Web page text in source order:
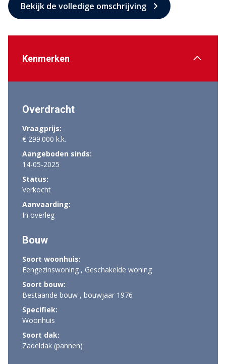
Bekijk de volledige omschrijving
Kenmerken
Overdracht
Vraagprijs:
€ 299.000 k.k.
Aangeboden sinds:
14-05-2025
Status:
Verkocht
Aanvaarding:
In overleg
Bouw
Soort woonhuis:
Eengezinswoning , Geschakelde woning
Soort bouw:
Bestaande bouw , bouwjaar 1976
Specifiek:
Woonhuis
Soort dak:
Zadeldak (pannen)